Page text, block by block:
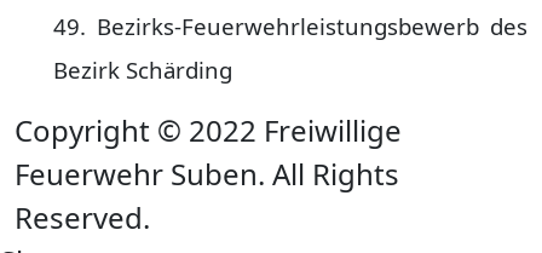
49. Bezirks-Feuerwehrleistungsbewerb des
Bezirk Schärding
Copyright © 2022 Freiwillige
Feuerwehr Suben. All Rights
Reserved.